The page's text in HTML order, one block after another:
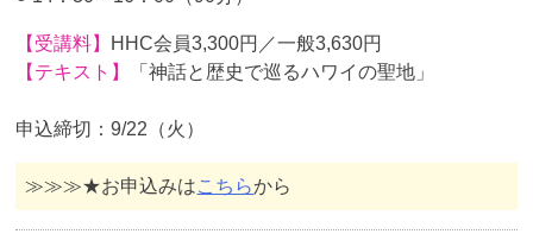
【受講料】 HHC会員3,300円／一般3,630円
【テキスト】
「神話と歴史で巡るハワイの聖地」
申込締切：9/22（火）
≫≫≫★お申込みはこちらから